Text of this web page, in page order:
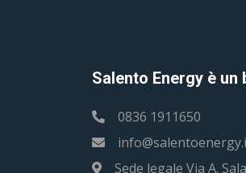
Salento Energy è un
0836 1911650
Sede legale Via A.